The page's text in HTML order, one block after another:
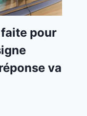
pour
va